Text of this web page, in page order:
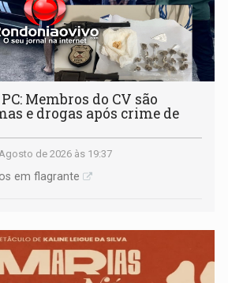
Membros do CV são
e drogas após crime de
de 2026 às 19:37
em flagrante